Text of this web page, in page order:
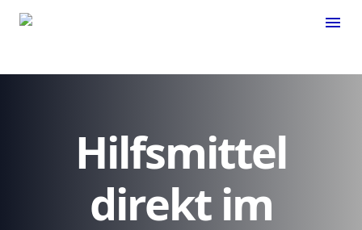
menu
Hilfsmittel
direkt im